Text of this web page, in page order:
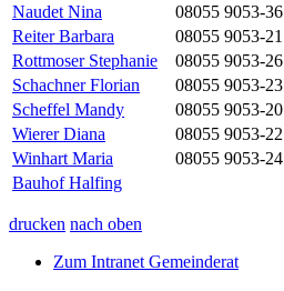
Naudet Nina
08055 9053-36
Reiter Barbara
08055 9053-21
Rottmoser Stephanie
08055 9053-26
Schachner Florian
08055 9053-23
Scheffel Mandy
08055 9053-20
Wierer Diana
08055 9053-22
Winhart Maria
08055 9053-24
Bauhof Halfing
drucken nach oben
Zum Intranet Gemeinderat